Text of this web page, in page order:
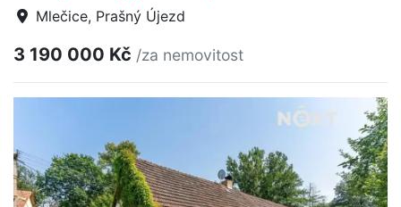
Mlečice, Prašný Újezd
3 190 000 Kč /za nemovitost